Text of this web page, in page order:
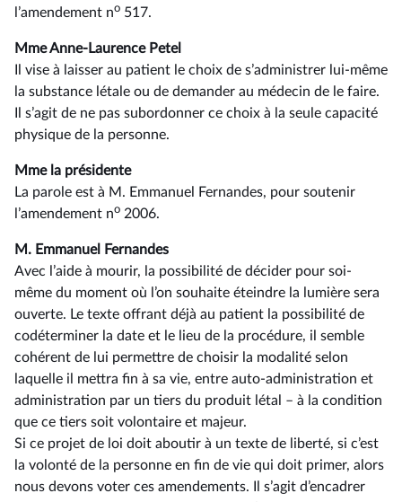
l’amendement no 517.
Mme Anne-Laurence Petel
Il vise à laisser au patient le choix de s’administrer lui-même
la substance létale ou de demander au médecin de le faire.
Il s’agit de ne pas subordonner ce choix à la seule capacité
physique de la personne.
Mme la présidente
La parole est à M. Emmanuel Fernandes, pour soutenir
l’amendement no 2006.
M. Emmanuel Fernandes
Avec l’aide à mourir, la possibilité de décider pour soi-
même du moment où l’on souhaite éteindre la lumière sera
ouverte. Le texte offrant déjà au patient la possibilité de
codéterminer la date et le lieu de la procédure, il semble
cohérent de lui permettre de choisir la modalité selon
laquelle il mettra fin à sa vie, entre auto-administration et
administration par un tiers du produit létal –⁠ à la condition
que ce tiers soit volontaire et majeur.
Si ce projet de loi doit aboutir à un texte de liberté, si c’est
la volonté de la personne en fin de vie qui doit primer, alors
nous devons voter ces amendements. Il s’agit d’encadrer